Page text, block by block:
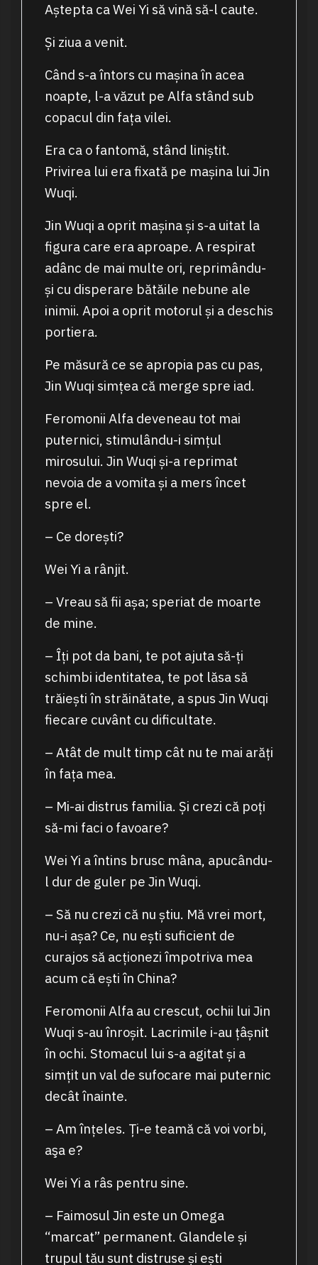
Aștepta ca Wei Yi să vină să-l caute.
Și ziua a venit.
Când s-a întors cu mașina în acea
noapte, l-a văzut pe Alfa stând sub
copacul din fața vilei.
Era ca o fantomă, stând liniștit.
Privirea lui era fixată pe mașina lui Jin
Wuqi.
Jin Wuqi a oprit mașina și s-a uitat la
figura care era aproape. A respirat
adânc de mai multe ori, reprimându-
și cu disperare bătăile nebune ale
inimii. Apoi a oprit motorul și a deschis
portiera.
Pe măsură ce se apropia pas cu pas,
Jin Wuqi simțea că merge spre iad.
Feromonii Alfa deveneau tot mai
puternici, stimulându-i simțul
mirosului. Jin Wuqi și-a reprimat
nevoia de a vomita și a mers încet
spre el.
– Ce dorești?
Wei Yi a rânjit.
– Vreau să fii așa; speriat de moarte
de mine.
– Îți pot da bani, te pot ajuta să-ți
schimbi identitatea, te pot lăsa să
trăiești în străinătate, a spus Jin Wuqi
fiecare cuvânt cu dificultate.
– Atât de mult timp cât nu te mai arăți
în fața mea.
– Mi-ai distrus familia. Și crezi că poți
să-mi faci o favoare?
Wei Yi a întins brusc mâna, apucându-
l dur de guler pe Jin Wuqi.
– Să nu crezi că nu știu. Mă vrei mort,
nu-i așa? Ce, nu ești suficient de
curajos să acționezi împotriva mea
acum că ești în China?
Feromonii Alfa au crescut, ochii lui Jin
Wuqi s-au înroșit. Lacrimile i-au țâșnit
în ochi. Stomacul lui s-a agitat și a
simțit un val de sufocare mai puternic
decât înainte.
– Am înțeles. Ți-e teamă că voi vorbi,
aşa e?
Wei Yi a râs pentru sine.
– Faimosul Jin este un Omega
“marcat” permanent. Glandele și
trupul tău sunt distruse și ești